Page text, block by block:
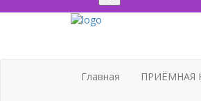
Главная ПРИЁМНАЯ